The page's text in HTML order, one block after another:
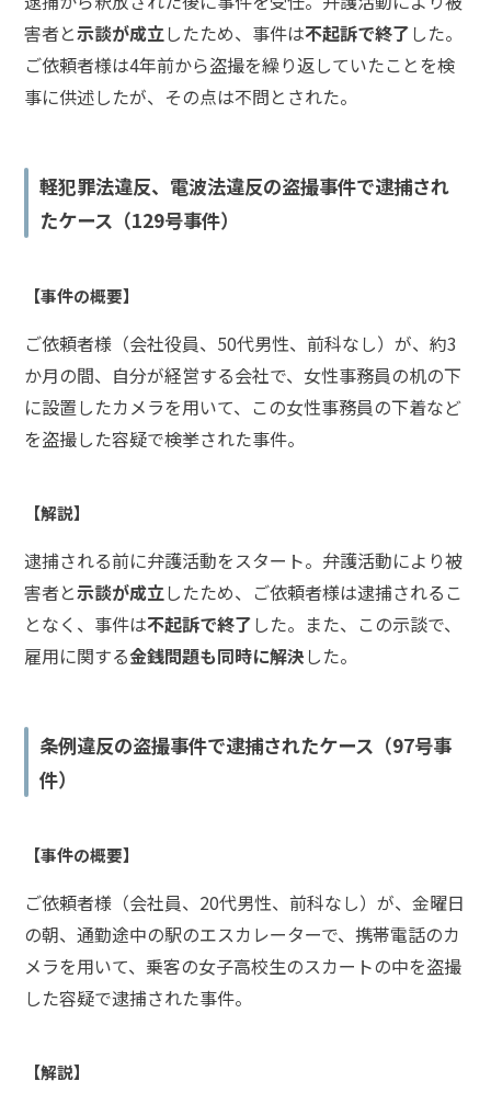
地
図・
アク
害者と示談が成立 したため、事件は不起訴で終了 した。
ご依頼者様は4年前から盗撮を繰り返していたことを検
事に供述したが、その点は不問とされた。
軽犯罪法違反、電波法違反の盗撮事件で逮捕され
たケース（129号事件）
【事件の概要】
ご依頼者様（会社役員、50代男性、前科なし）が、約3
か月の間、自分が経営する会社で、女性事務員の机の下
に設置したカメラを用いて、この女性事務員の下着など
を盗撮した容疑で検挙された事件。
【解説】
逮捕される前に弁護活動をスタート。弁護活動により被
害者と示談が成立 したため、ご依頼者様は逮捕されるこ
となく、事件は不起訴で終了 した。また、この示談で、
雇用に関する金銭問題も同時に解決 した。
条例違反の盗撮事件で逮捕されたケース（97号事
件）
【事件の概要】
ご依頼者様（会社員、20代男性、前科なし）が、金曜日
の朝、通勤途中の駅のエスカレーターで、携帯電話のカ
メラを用いて、乗客の女子高校生のスカートの中を盗撮
した容疑で逮捕された事件。
【解説】